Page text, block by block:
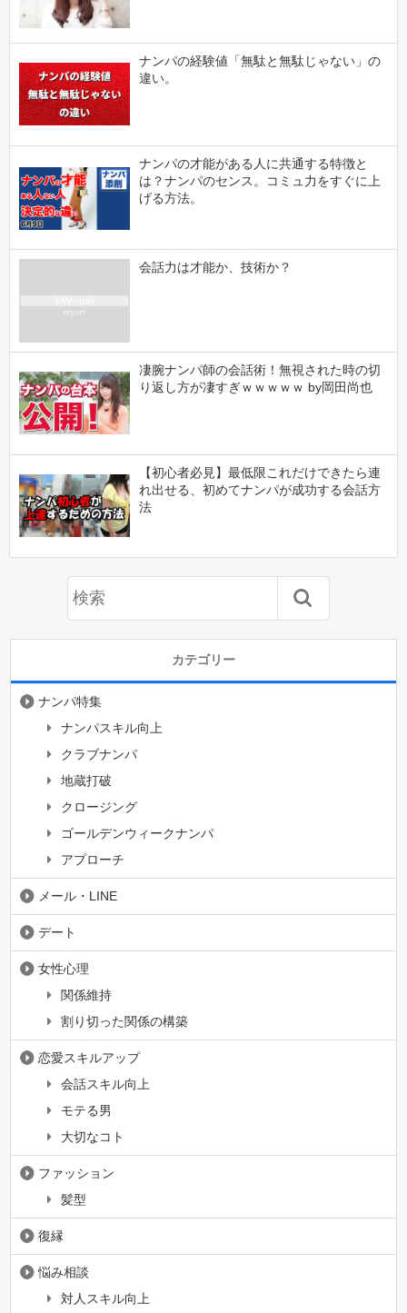
ナンパの経験値「無駄と無駄じゃない」の
違い。
ナンパの才能がある人に共通する特徴と
は？ナンパのセンス。コミュ力をすぐに上
げる方法。
会話力は才能か、技術か？
凄腕ナンパ師の会話術！無視された時の切
り返し方が凄すぎｗｗｗｗｗ by岡田尚也
【初心者必見】最低限これだけできたら連
れ出せる、初めてナンパが成功する会話方
法
カテゴリー
ナンパ特集
ナンパスキル向上
クラブナンパ
地蔵打破
クロージング
ゴールデンウィークナンパ
アプローチ
メール・LINE
デート
女性心理
関係維持
割り切った関係の構築
恋愛スキルアップ
会話スキル向上
モテる男
大切なコト
ファッション
髪型
復縁
悩み相談
対人スキル向上